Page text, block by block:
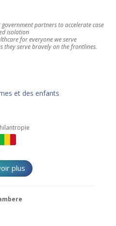
partners to accelerate case
isolation
for everyone we serve
they serve bravely on the frontlines.
et des enfants
plus